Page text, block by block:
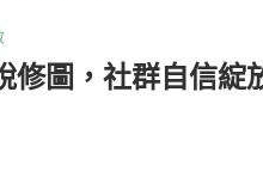
圖，社群自信綻